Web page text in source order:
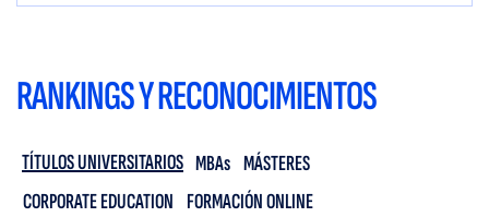
RANKINGS Y RECONOCIMIENTOS
TÍTULOS UNIVERSITARIOS MBAs MÁSTERES
CORPORATE EDUCATION FORMACIÓN ONLINE